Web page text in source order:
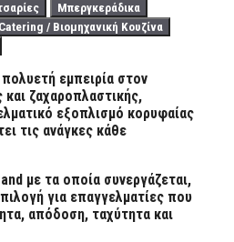
Μπεργκεράδικα
Catering / Βιομηχανική Κουζίνα
εμπειρία στον
ζαχαροπλαστικής,
εξοπλισμό κορυφαίας
τις ανάγκες κάθε
με τα οποία συνεργάζεται,
για επαγγελματίες που
απόδοση, ταχύτητα και